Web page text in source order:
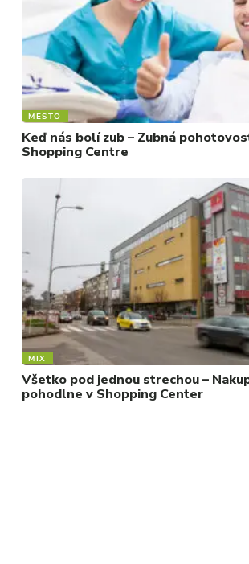
MESTO
Keď nás bolí zub – Zubná
Shopping Centre
MIX
Všetko pod jednou strechou –
pohodlne v Shopping Center